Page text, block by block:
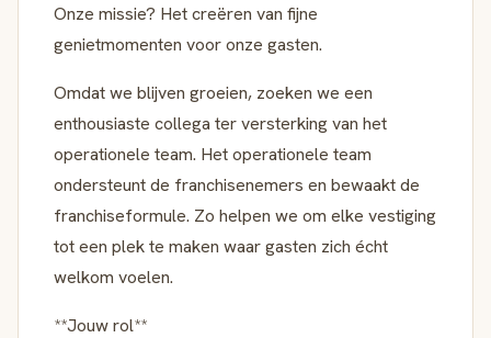
Onze missie? Het creëren van fijne
genietmomenten voor onze gasten.
Omdat we blijven groeien, zoeken we een
enthousiaste collega ter versterking van het
operationele team. Het operationele team
ondersteunt de franchisenemers en bewaakt de
franchiseformule. Zo helpen we om elke vestiging
tot een plek te maken waar gasten zich écht
welkom voelen.
**Jouw rol**